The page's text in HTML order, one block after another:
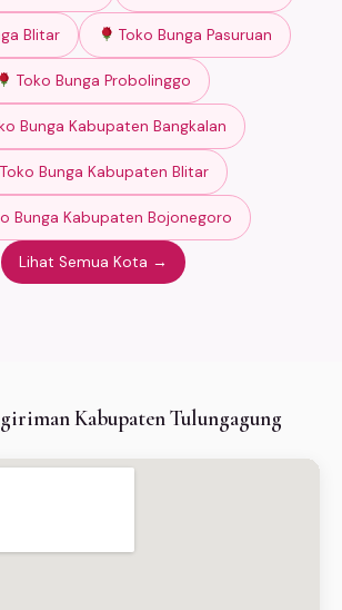
Blitar Toko Bunga Pasuruan
Toko Bunga Probolinggo
Bunga Kabupaten Bangkalan
Toko Bunga Kabupaten Blitar
Bunga Kabupaten Bojonegoro
Lihat Semua Kota →
Kabupaten Tulungagung